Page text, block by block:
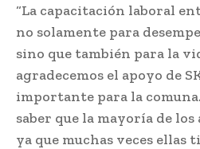
“La capacitación laboral
no solamente para
sino que también para la
agradecemos el apoyo de
importante para la
saber que la mayoría de
ya que muchas veces ellas